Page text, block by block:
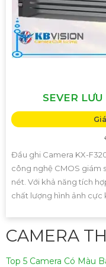
SEVER
Đầu ghi Camera KX-
công nghệ CMOS giám
nét. Với khả năng tích
chất lượng hình ảnh cực
CAMERA
Top 5 Camera Có Màu